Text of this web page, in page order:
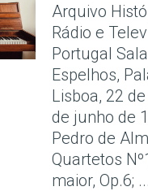
Arquivo
Rádio e
Portugal
Espelhos,
Lisboa, 22
de junho de
Pedro de
Quartetos
maior, Op.6; ...